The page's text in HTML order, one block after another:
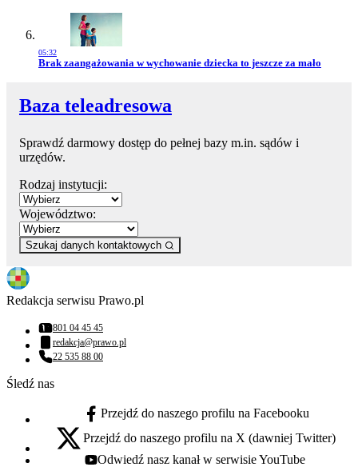
05:32
Przejdź do artykułu:
Brak zaangażowania w wychowanie dziecka to jeszcze za mało
Baza teleadresowa
Sprawdź darmowy dostęp do pełnej bazy m.in. sądów i
urzędów.
Rodzaj instytucji:
Województwo:
Szukaj danych kontaktowych
Redakcja serwisu Prawo.pl
Numer telefonu:
801 04 45 45
Adres email:
redakcja@prawo.pl
Numer telefonu:
22 535 88 00
Śledź nas
facebook - otwiera się w nowej karcie
Przejdź do naszego profilu na Facebooku
x - otwiera się w nowej karcie
Przejdź do naszego profilu na X (dawniej Twitter)
Odwiedź nasz kanał w serwisie YouTube